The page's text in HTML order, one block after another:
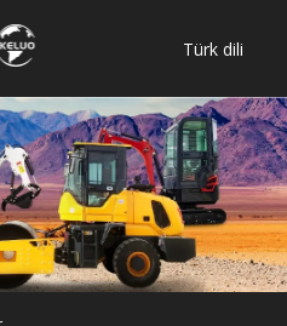
Türk dili
Bahasa
indonesia
ไทย
Italiano
Deutsch
Português